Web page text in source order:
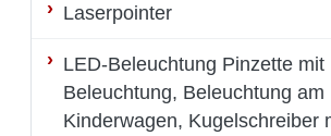
Laserpointer
LED-Beleuchtung Pinzette mit
Beleuchtung, Beleuchtung am
Kinderwagen, Kugelschreiber